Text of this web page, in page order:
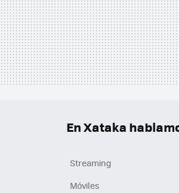
En Xataka
Streaming
Móviles